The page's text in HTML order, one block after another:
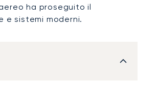
ha proseguito il
e sistemi moderni.